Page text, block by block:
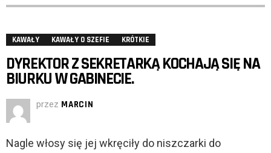
KAWAŁY KAWAŁY O SZEFIE KRÓTKIE
DYREKTOR Z SEKRETARKĄ KOCHAJĄ SIĘ NA
BIURKU W GABINECIE.
przez MARCIN
Nagle włosy się jej wkręciły do niszczarki do